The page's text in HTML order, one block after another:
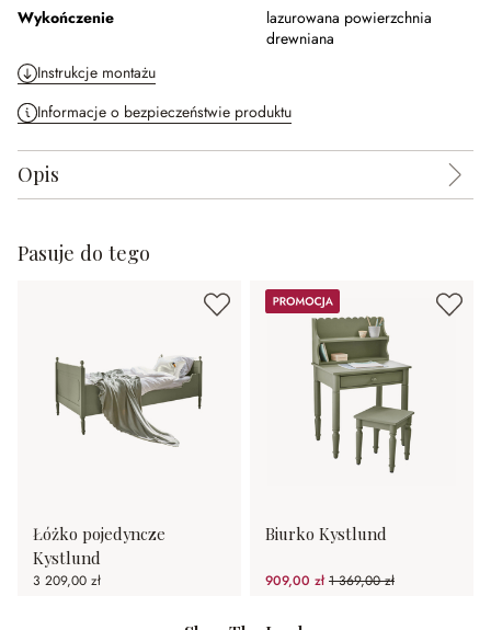
Wykończenie
lazurowana powierzchnia
drewniana
Instrukcje montażu
Informacje o bezpieczeństwie produktu
Opis
Pasuje do tego
Łóżko pojedyncze
Kystlund
3 209,00 zł
Promocja
Biurko Kystlund
909,00 zł1 369,00 zł
(33.6%spared)